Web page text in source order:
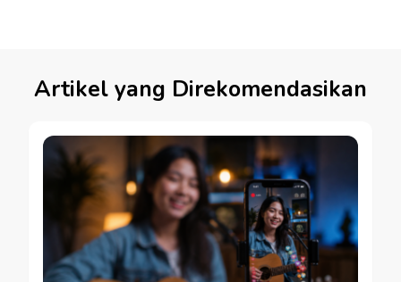
Artikel yang Direkomendasikan